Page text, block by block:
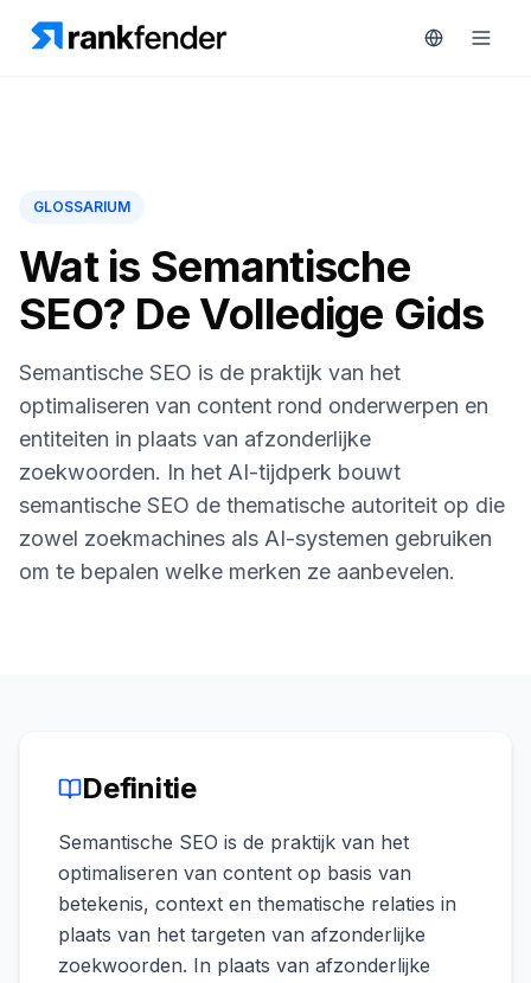
RAIVE
Concurrentietracking
Zoekwoordintelligentie
Engine
Oplossingen
Bronnen
Gratis
tools
Prijzen
Demo
boeken
GLOSSARIUM
Wat is Semantische
SEO? De Volledige Gids
Semantische SEO is de praktijk van het
optimaliseren van content rond onderwerpen en
entiteiten in plaats van afzonderlijke
zoekwoorden. In het AI-tijdperk bouwt
semantische SEO de thematische autoriteit op die
zowel zoekmachines als AI-systemen gebruiken
om te bepalen welke merken ze aanbevelen.
Definitie
Semantische SEO is de praktijk van het
optimaliseren van content op basis van
betekenis, context en thematische relaties in
plaats van het targeten van afzonderlijke
zoekwoorden. In plaats van afzonderlijke